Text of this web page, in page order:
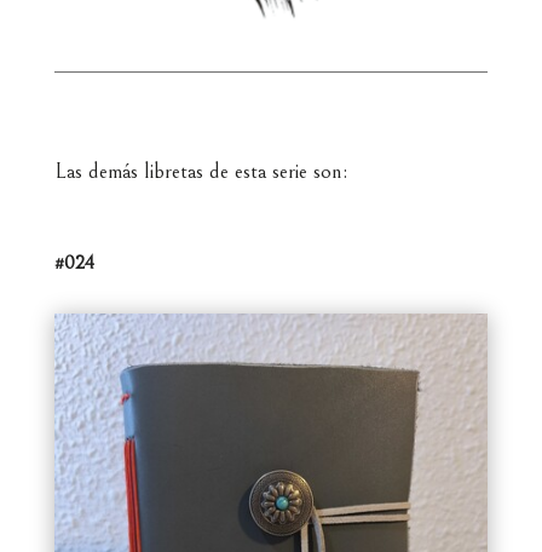
Las demás libretas de esta serie son:
#024